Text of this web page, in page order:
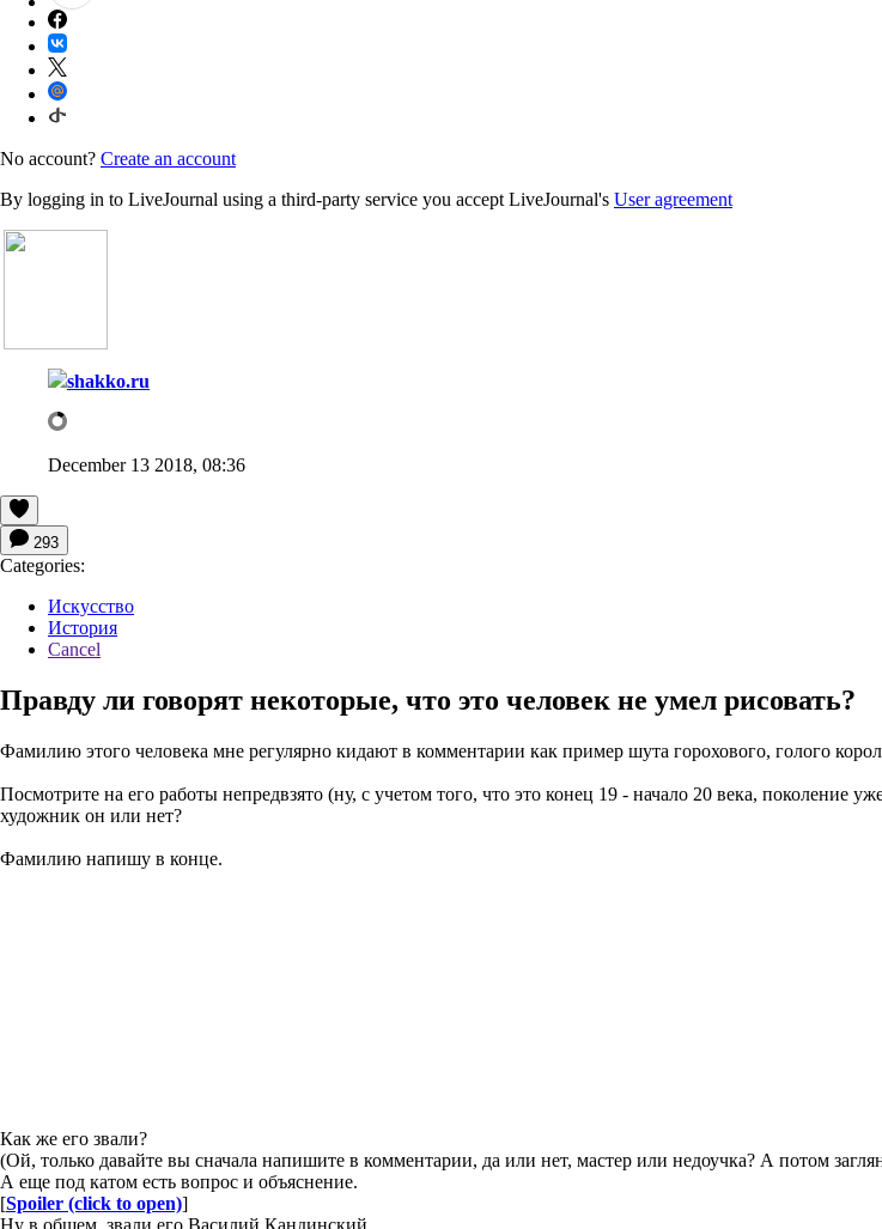
No account? Create an account
By logging in to LiveJournal using a third-party service you accept LiveJournal's User agreement
shakko.ru
December 13 2018, 08:36
293
Categories:
Искусство
История
Cancel
Правду ли говорят некоторые, что это человек не умел рисовать?
Фамилию этого человека мне регулярно кидают в комментарии как пример шута горохового, голого
Посмотрите на его работы непредвзято (ну, с учетом того, что это конец 19 - начало 20 века, поколение
художник он или нет?
Фамилию напишу в конце.
Как же его звали?
(Ой, только давайте вы сначала напишите в комментарии, да или нет, мастер или недоучка? А потом
А еще под катом есть вопрос и объяснение.
[Spoiler (click to open)]
Ну в общем, звали его Василий Кандинский.